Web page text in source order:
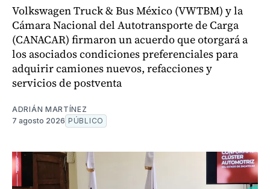
Volkswagen Truck & Bus México (VWTBM) y la
Cámara Nacional del Autotransporte de Carga
(CANACAR) firmaron un acuerdo que otorgará a
los asociados condiciones preferenciales para
adquirir camiones nuevos, refacciones y
servicios de postventa
ADRIÁN MARTÍNEZ
7 agosto 2026 PÚBLICO